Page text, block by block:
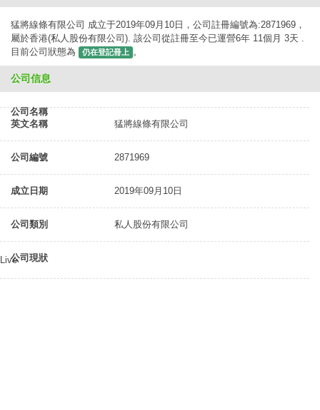
猛將線條有限公司 成立于2019年09月10日，公司註冊編號為:2871969，
屬於香港(私人股份有限公司). 該公司從註冊至今已運營6年 11個月 3天 .
目前公司狀態為
仍在登記冊上 。
公司信息
公司名稱
英文名稱
猛將線條有限公司
公司編號 2871969
成立日期 2019年09月10日
公司類別 私人股份有限公司
公司現狀
Live